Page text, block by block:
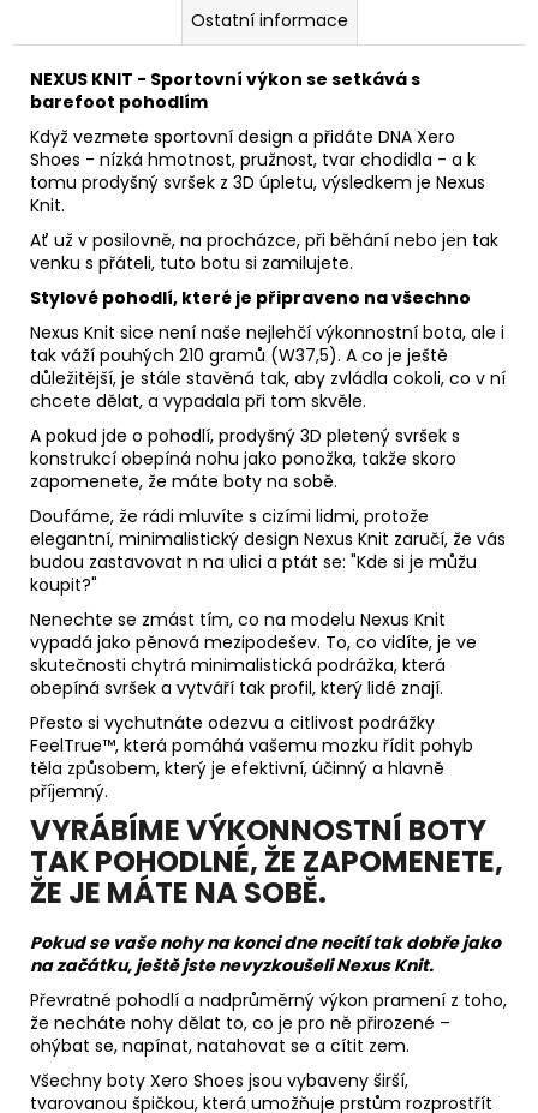
Ostatní informace
NEXUS KNIT - Sportovní výkon se setkává s
barefoot pohodlím
Když vezmete sportovní design a přidáte DNA Xero
Shoes - nízká hmotnost, pružnost, tvar chodidla - a k
tomu prodyšný svršek z 3D úpletu, výsledkem je Nexus
Knit.
Ať už v posilovně, na procházce, při běhání nebo jen tak
venku s přáteli, tuto botu si zamilujete.
Stylové pohodlí, které je připraveno na všechno
Nexus Knit sice není naše nejlehčí výkonnostní bota, ale i
tak váží pouhých 210 gramů (W37,5). A co je ještě
důležitější, je stále stavěná tak, aby zvládla cokoli, co v ní
chcete dělat, a vypadala při tom skvěle.
A pokud jde o pohodlí, prodyšný 3D pletený svršek s
konstrukcí obepíná nohu jako ponožka, takže skoro
zapomenete, že máte boty na sobě.
Doufáme, že rádi mluvíte s cizími lidmi, protože
elegantní, minimalistický design Nexus Knit zaručí, že vás
budou zastavovat n na ulici a ptát se: "Kde si je můžu
koupit?"
Nenechte se zmást tím, co na modelu Nexus Knit
vypadá jako pěnová mezipodešev. To, co vidíte, je ve
skutečnosti chytrá minimalistická podrážka, která
obepíná svršek a vytváří tak profil, který lidé znají.
Přesto si vychutnáte odezvu a citlivost podrážky
FeelTrue™, která pomáhá vašemu mozku řídit pohyb
těla způsobem, který je efektivní, účinný a hlavně
příjemný.
VYRÁBÍME VÝKONNOSTNÍ BOTY
TAK POHODLNÉ, ŽE ZAPOMENETE,
ŽE JE MÁTE NA SOBĚ.
Pokud se vaše nohy na konci dne necítí tak dobře jako
na začátku, ještě jste nevyzkoušeli Nexus Knit.
Převratné pohodlí a nadprůměrný výkon pramení z toho,
že necháte nohy dělat to, co je pro ně přirozené –
ohýbat se, napínat, natahovat se a cítit zem.
Všechny boty Xero Shoes jsou vybaveny širší,
tvarovanou špičkou, která umožňuje prstům rozprostřít